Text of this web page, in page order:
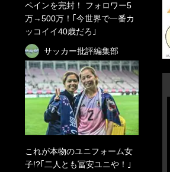
ペインを完封！ フォロワー5
万→500万！｢今世界で一番カ
ッコイイ40歳だろ｣
サッカー批評編集部
これが本物のユニフォーム女
子!?｢二人とも冨安ユニや！｣